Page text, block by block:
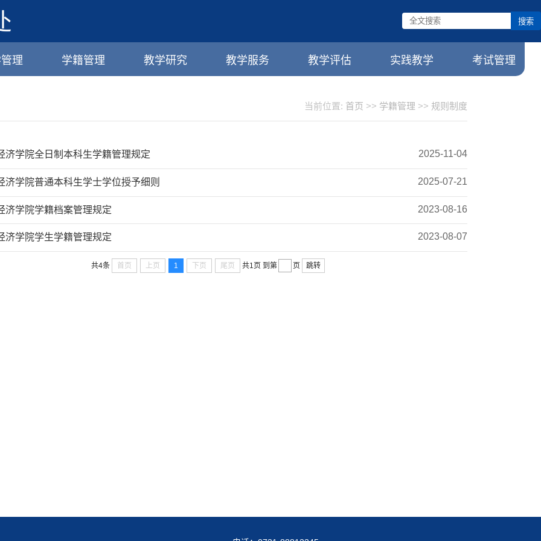
搜索
理 学籍管理 教学研究 教学服务 教学评估 实践教学 考试管理
当前位置: 首页 >> 学籍管理 >> 规则制度
济学院全日制本科生学籍管理规定 2025-11-04
济学院普通本科生学士学位授予细则 2025-07-21
济学院学籍档案管理规定 2023-08-16
济学院学生学籍管理规定 2023-08-07
共4条 首页 上页 1 下页 尾页 共1页 到第 页 跳转